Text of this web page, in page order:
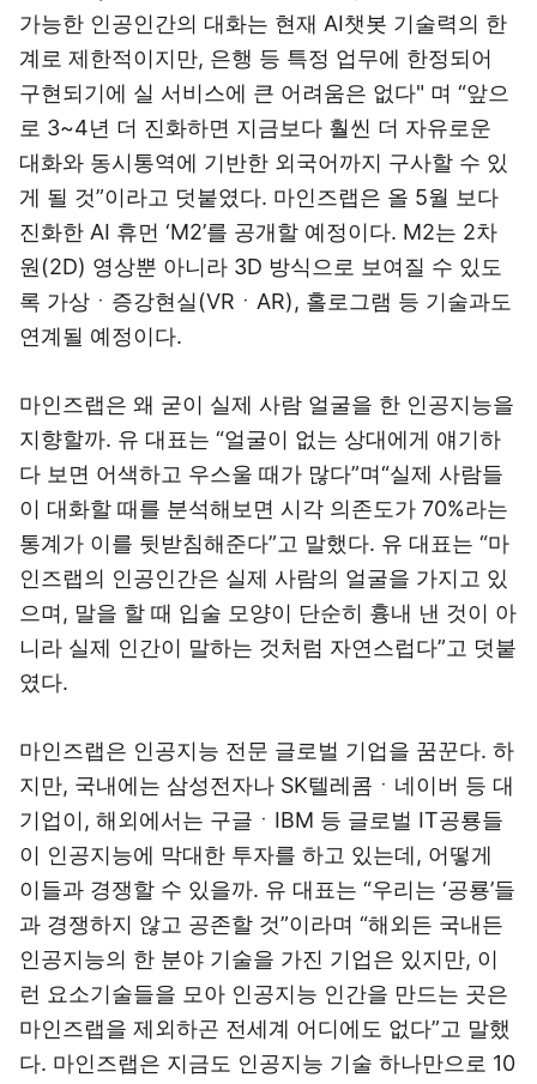
가능한 인공인간의 대화는 현재 AI챗봇 기술력의 한
계로 제한적이지만, 은행 등 특정 업무에 한정되어
구현되기에 실 서비스에 큰 어려움은 없다" 며 “앞으
로 3~4년 더 진화하면 지금보다 훨씬 더 자유로운
대화와 동시통역에 기반한 외국어까지 구사할 수 있
게 될 것”이라고 덧붙였다. 마인즈랩은 올 5월 보다
진화한 AI 휴먼 ‘M2’를 공개할 예정이다. M2는 2차
원(2D) 영상뿐 아니라 3D 방식으로 보여질 수 있도
록 가상ㆍ증강현실(VRㆍAR), 홀로그램 등 기술과도
연계될 예정이다.
마인즈랩은 왜 굳이 실제 사람 얼굴을 한 인공지능을
지향할까. 유 대표는 “얼굴이 없는 상대에게 얘기하
다 보면 어색하고 우스울 때가 많다”며“실제 사람들
이 대화할 때를 분석해보면 시각 의존도가 70%라는
통계가 이를 뒷받침해준다”고 말했다. 유 대표는 “마
인즈랩의 인공인간은 실제 사람의 얼굴을 가지고 있
으며, 말을 할 때 입술 모양이 단순히 흉내 낸 것이 아
니라 실제 인간이 말하는 것처럼 자연스럽다”고 덧붙
였다.
마인즈랩은 인공지능 전문 글로벌 기업을 꿈꾼다. 하
지만, 국내에는 삼성전자나 SK텔레콤ㆍ네이버 등 대
기업이, 해외에서는 구글ㆍIBM 등 글로벌 IT공룡들
이 인공지능에 막대한 투자를 하고 있는데, 어떻게
이들과 경쟁할 수 있을까. 유 대표는 “우리는 ‘공룡’들
과 경쟁하지 않고 공존할 것”이라며 “해외든 국내든
인공지능의 한 분야 기술을 가진 기업은 있지만, 이
런 요소기술들을 모아 인공지능 인간을 만드는 곳은
마인즈랩을 제외하곤 전세계 어디에도 없다”고 말했
다. 마인즈랩은 지금도 인공지능 기술 하나만으로 10